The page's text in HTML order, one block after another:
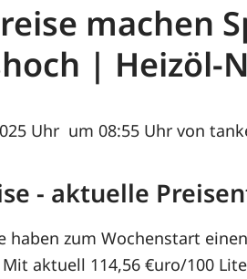
machen
| Heizöl-
um 08:55 Uhr von
- aktuelle
haben zum Wochenstart
aktuell 114,56 €uro/100